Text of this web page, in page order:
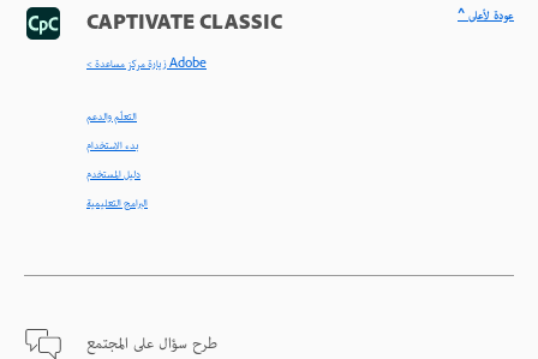
CAPTIVATE CLASSIC
< زيارة مركز مساعدة Adobe
التعلّم والدعم
بدء الاستخدام
دليل المستخدم
البرامج التعليمية
طرح سؤال على المجتمع
^ عودة لأعلى